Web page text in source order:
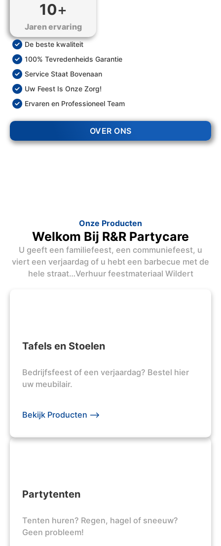
10+
Jaren ervaring
De beste kwaliteit
100% Tevredenheids Garantie
Service Staat Bovenaan
Uw Feest Is Onze Zorg!
Ervaren en Professioneel Team
OVER ONS
Onze Producten
Welkom Bij R&R Partycare
U geeft een familiefeest, een communiefeest, u
viert een verjaardag of u hebt een barbecue met de
hele straat…Verhuur feestmateriaal Wildert
Tafels en Stoelen
Bedrijfsfeest of een verjaardag? Bestel hier
uw meubilair.
Bekijk Producten -->
Partytenten
Tenten huren? Regen, hagel of sneeuw?
Geen probleem!